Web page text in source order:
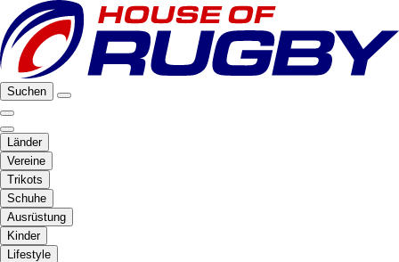
Suchen
Länder
Vereine
Trikots
Schuhe
Ausrüstung
Kinder
Lifestyle